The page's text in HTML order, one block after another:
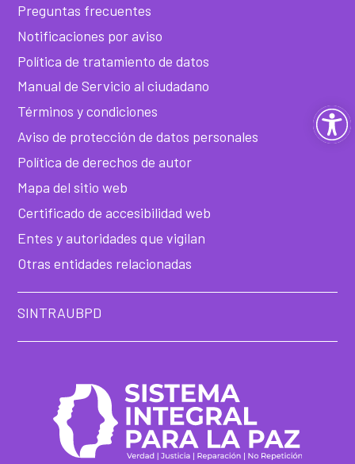
Preguntas frecuentes
Notificaciones por aviso
Política de tratamiento de datos
Manual de Servicio al ciudadano
Términos y condiciones
Aviso de protección de datos personales
Política de derechos de autor
Mapa del sitio web
Certificado de accesibilidad web
Entes y autoridades que vigilan
Otras entidades relacionadas
SINTRAUBPD